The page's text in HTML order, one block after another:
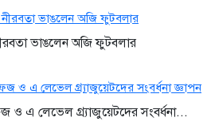
ভাঙলেন অজি ফুটবলার
ও এ লেভেল গ্র্যাজুয়েটদের সংবর্ধনা...